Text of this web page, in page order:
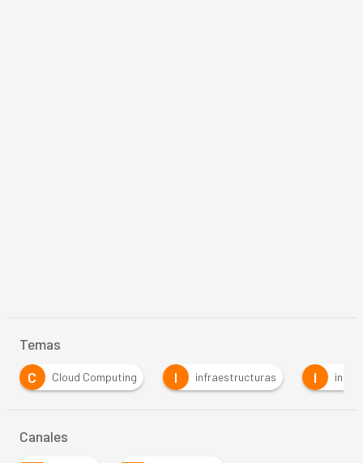
Temas
I
infraestructuras internet I IoT M
Canales